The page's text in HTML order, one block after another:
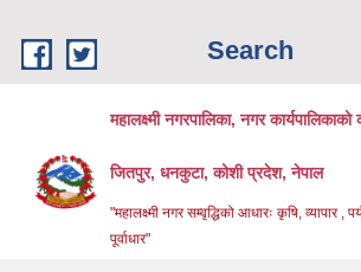
Search
महालक्ष्मी नगरपालिका, नगर कार्यपालिकाको
जितपुर, धनकुटा, कोशी प्रदेश, नेपाल
"महालक्ष्मी नगर सम्वृद्धिको आधारः कृषि, व्यापार ,
पूर्वाधार"